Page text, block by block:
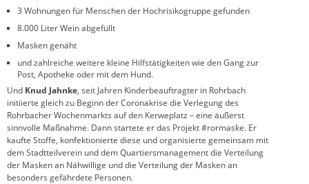
3 Wohnungen für Menschen der Hochrisikogruppe gefunden
8.000 Liter Wein abgefüllt
Masken genäht
und zahlreiche weitere kleine Hilfstätigkeiten wie den Gang zur
Post, Apotheke oder mit dem Hund.
Und Knud Jahnke, seit Jahren Kinderbeauftragter in Rohrbach
initiierte gleich zu Beginn der Coronakrise die Verlegung des
Rohrbacher Wochenmarkts auf den Kerweplatz – eine äußerst
sinnvolle Maßnahme. Dann startete er das Projekt #rormaske. Er
kaufte Stoffe, konfektionierte diese und organisierte gemeinsam mit
dem Stadtteilverein und dem Quartiersmanagement die Verteilung
der Masken an Nähwillige und die Verteilung der Masken an
besonders gefährdete Personen.